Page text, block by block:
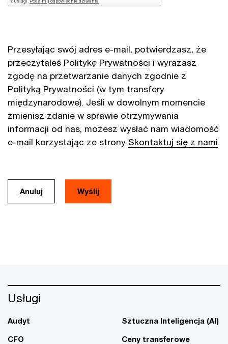
Przesyłając swój adres e-mail, potwierdzasz, że
przeczytałeś Politykę Prywatności i wyrażasz
zgodę na przetwarzanie danych zgodnie z
Polityką Prywatności (w tym transfery
międzynarodowe). Jeśli w dowolnym momencie
zmienisz zdanie w sprawie otrzymywania
informacji od nas, możesz wysłać nam wiadomość
e-mail korzystając ze strony Skontaktuj się z nami.
Anuluj
Usługi
Audyt
CFO
Sztuczna Inteligencja (AI)
Ceny transferowe